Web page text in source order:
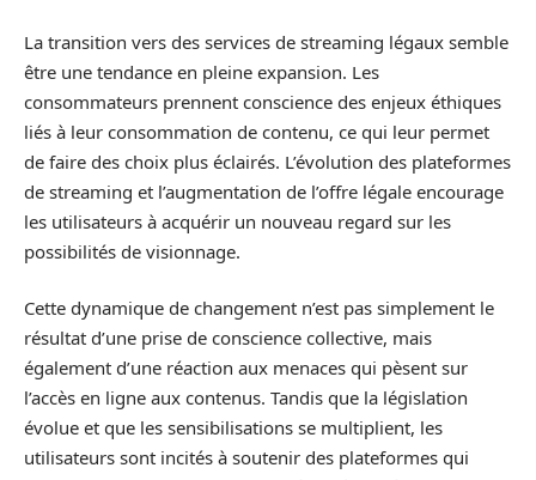
La transition vers des services de streaming légaux semble
être une tendance en pleine expansion. Les
consommateurs prennent conscience des enjeux éthiques
liés à leur consommation de contenu, ce qui leur permet
de faire des choix plus éclairés. L’évolution des plateformes
de streaming et l’augmentation de l’offre légale encourage
les utilisateurs à acquérir un nouveau regard sur les
possibilités de visionnage.
Cette dynamique de changement n’est pas simplement le
résultat d’une prise de conscience collective, mais
également d’une réaction aux menaces qui pèsent sur
l’accès en ligne aux contenus. Tandis que la législation
évolue et que les sensibilisations se multiplient, les
utilisateurs sont incités à soutenir des plateformes qui